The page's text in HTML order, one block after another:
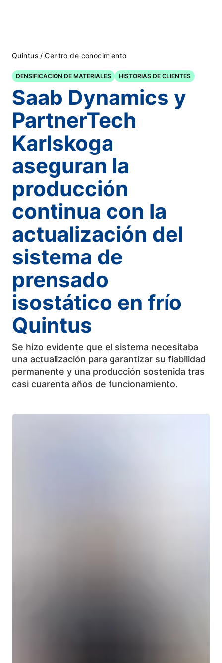
Quintus / Centro de conocimiento
DENSIFICACIÓN DE MATERIALES HISTORIAS DE CLIENTES
Saab Dynamics y
PartnerTech
Karlskoga
aseguran la
producción
continua con la
actualización del
sistema de
prensado
isostático en frío
Quintus
Se hizo evidente que el sistema necesitaba
una actualización para garantizar su fiabilidad
permanente y una producción sostenida tras
casi cuarenta años de funcionamiento.